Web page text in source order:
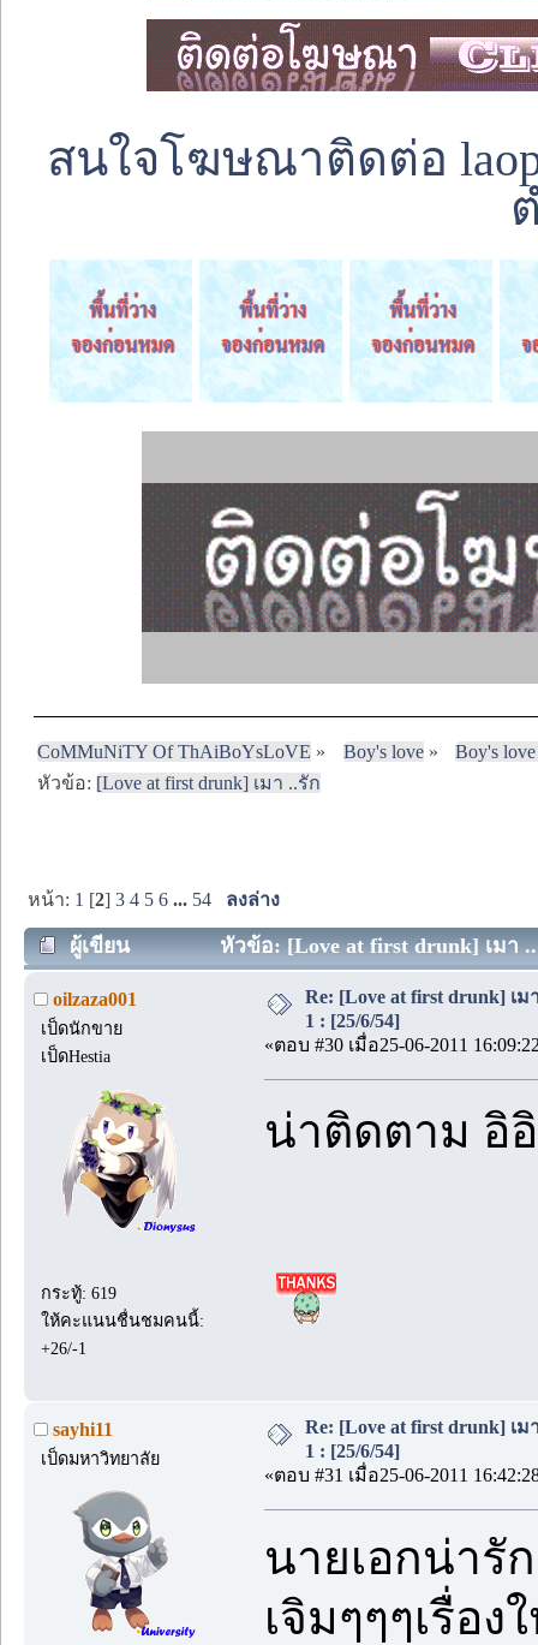
สนใจโฆษณาติดต่อ
CoMMuNiTY Of ThAiBoYsLoVE » Boy's love»
Boy's
หัวข้อ: [Love at first drunk] เมา ..รัก
หน้า: 1 [2]3 4 5 6 ... 54 ลงล่าง
ผู้เขียน หัวข้อ: [Love at first drunk] เมา
oilzaza001
เป็ดนักขาย
เป็ดHestia
กระทู้: 619
ให้คะแนนชื่นชมคนนี้:
+26/-1
Re: [Love at first drunk] เ
1 : [25/6/54]
«ตอบ #30 เมื่อ25-06-2011
น่าติดตาม อิ
sayhi11
เป็ดมหาวิทยาลัย
Re: [Love at first drunk] เ
1 : [25/6/54]
«ตอบ #31 เมื่อ25-06-2011
นายเอกน่ารั
เจิมๆๆๆเรื่อ